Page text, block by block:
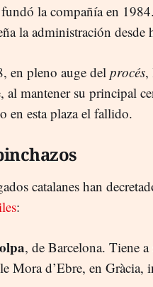
fundó la compañía en 1984.
la administración desde
en pleno auge del procés,
al mantener su principal
en esta plaza el fallido.
catalanes han
:
, de Barcelona. Tiene
Mora d’Ebre, en